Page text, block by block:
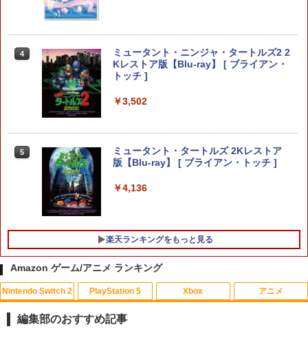
木の国のビアンカ・フローラ 【Switch
ゼルダの伝説 ブレス オブ ザ ワイルド
4
【楽天ブックス限定特典+特典】METAL
GEAR SOLID : MASTER COLLECTION
Vol.2 PS5版(2連アクリルキーホルダー
【特典】Beast of Reincarnation(【永
[Switch] Nintendo Switch Online + 追
イントまでご利用可
￥5,900
ソフト]
￥6,580
4
ミュータント・ニンジャ・タートルズ2 2
Kレストア版【Blu-ray】 [ ブライアン・
トッチ ]
￥3,502
5
ミュータント・タートルズ 2Kレストア
版【Blu-ray】 [ ブライアン・トッチ ]
￥4,136
楽天ランキングをもっと見る
Amazon ゲーム/アニメ ランキング
Nintendo Switch 2 PlayStation 5 Xbox アニメ
編集部のおすすめ記事